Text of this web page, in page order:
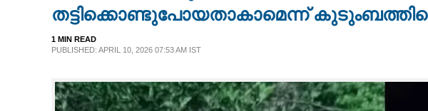
NEWS 360
CASE DIARY
തട്ടിക്കൊണ്ടുപോയതാകാമെന്ന്
1 MIN READ
PUBLISHED: APRIL 10, 2026 07:53 AM IST